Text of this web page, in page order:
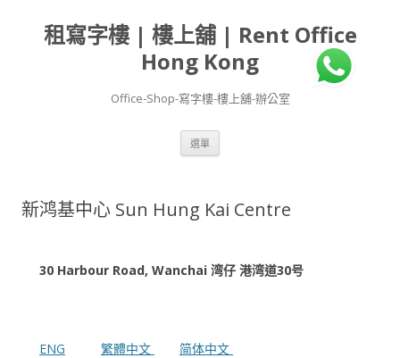
租寫字樓 | 樓上舖 | Rent Office
Hong Kong
Office-Shop-寫字樓-樓上舖-辦公室
選單
新鸿基中心 Sun Hung Kai Centre
30 Harbour Road, Wanchai 湾仔 港湾道30号
ENG 繁體中文 简体中文